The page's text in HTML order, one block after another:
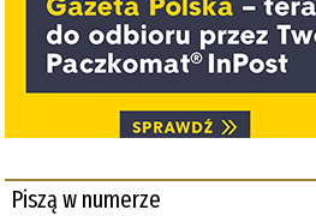
Piszą w numerze